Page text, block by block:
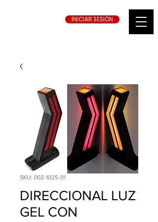
INICIAR SESIÓN
SKU: 002-1025-01
DIRECCIONAL LUZ
GEL CON